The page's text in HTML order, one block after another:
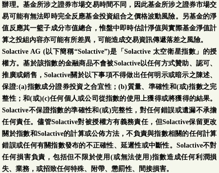
辦理。基金所涉之證券市場交易時間不同，因此基金所涉之證券市場交
易可能有無法即時完全反應基金投資組合之價格波動風險。另基金的淨
值反應其一籃子成分市值總合，惟盤中即時估計淨值與實際基金淨值計
算之投組內容亦可能有所差異，可能造成交易資訊傳遞落差之風險。
Solactive AG (以下簡稱“Solactive”)是「Solactive 太空衛星指數」的授
權方。基於該指數的金融商品不會被Solactive以任何方式贊助、認可、
推廣或銷售，Solactive關於以下事項不得做出任何明示或暗示之陳述、
保證:(a)指數成分證券投資之合宜性；(b)質量、準確性和(或)指數之完
整性；和(或)(c)任何個人或公司從指數的使用上獲得或將獲得的結果。
Solactive不保證指數的準確性和(或)完整性，對任何錯誤或遺漏不承擔
任何責任。儘管Solactive對被授權方有義務責任，但Solactive保留更改
關於指數和Solactive的計算或公佈方法，不負責與指數相關的任何計算
錯誤或任何有關指數發布的不正確性、延遲性或中斷性。Solactive不對
任何損害負責，包括但不限於使用(或無法使用)指數造成任何利潤損
失、業務，或招致任何特殊、附帶、懲罰性、間接損害。